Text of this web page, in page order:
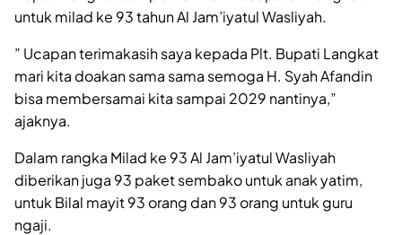
untuk milad ke 93 tahun Al Jam’iyatul Wasliyah.
” Ucapan terimakasih saya kepada Plt. Bupati Langkat
mari kita doakan sama sama semoga H. Syah Afandin
bisa membersamai kita sampai 2029 nantinya,”
ajaknya.
Dalam rangka Milad ke 93 Al Jam’iyatul Wasliyah
diberikan juga 93 paket sembako untuk anak yatim,
untuk Bilal mayit 93 orang dan 93 orang untuk guru
ngaji.